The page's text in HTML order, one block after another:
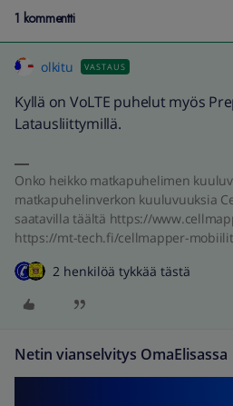
1 kommentti
olkitu VASTAUS
Kyllä on VoLTE puhelut myös
Latausliittymillä.
Onko heikko matkapuhelimen
matkapuhelinverkon kuuluvuuksia
saatavilla täältä https://
https://mt-tech.fi/cellmapper-
2 henkilöä tykkää tästä
Netin vianselvitys OmaElisassa